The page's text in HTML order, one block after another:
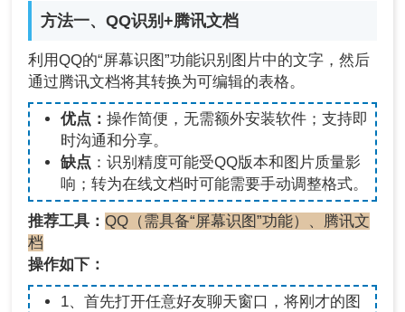
方法一、QQ识别+腾讯文档
利用QQ的“屏幕识图”功能识别图片中的文字，然后
通过腾讯文档将其转换为可编辑的表格。
优点： 操作简便，无需额外安装软件；支持即
时沟通和分享。
缺点 ：识别精度可能受QQ版本和图片质量影
响；转为在线文档时可能需要手动调整格式。
推荐工具：QQ（需具备“屏幕识图”功能）、腾讯文
档
操作如下：
1、首先打开任意好友聊天窗口，将刚才的图